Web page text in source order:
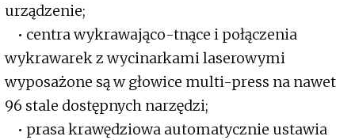
urządzenie;
• centra wykrawająco-tnące i połączenia
wykrawarek z wycinarkami laserowymi
wyposażone są w głowice multi-press na nawet
96 stale dostępnych narzędzi;
• prasa krawędziowa automatycznie ustawia